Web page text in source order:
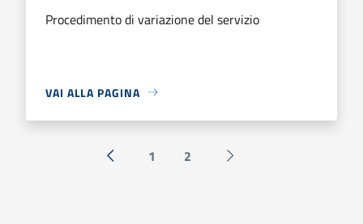
Procedimento di variazione del servizio
VAI ALLA PAGINA
« Precedente
1 2 Successiva »